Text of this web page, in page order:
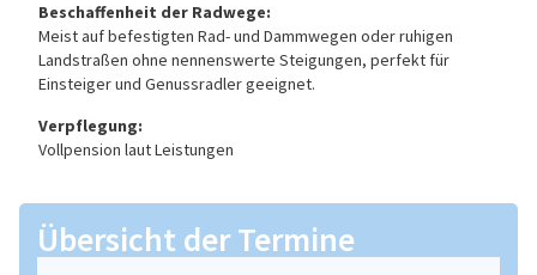
Beschaffenheit der Radwege:
Meist auf befestigten Rad- und Dammwegen oder ruhigen
Landstraßen ohne nennenswerte Steigungen, perfekt für
Einsteiger und Genussradler geeignet.
Verpflegung:
Vollpension laut Leistungen
Übersicht der Termine